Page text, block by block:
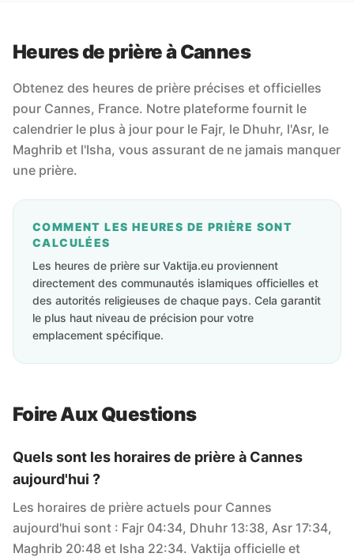
Heures de prière à Cannes
Obtenez des heures de prière précises et officielles
pour Cannes, France. Notre plateforme fournit le
calendrier le plus à jour pour le Fajr, le Dhuhr, l'Asr, le
Maghrib et l'Isha, vous assurant de ne jamais manquer
une prière.
COMMENT LES HEURES DE PRIÈRE SONT
CALCULÉES
Les heures de prière sur Vaktija.eu proviennent
directement des communautés islamiques officielles et
des autorités religieuses de chaque pays. Cela garantit
le plus haut niveau de précision pour votre
emplacement spécifique.
Foire Aux Questions
Quels sont les horaires de prière à Cannes
aujourd'hui ?
Les horaires de prière actuels pour Cannes
aujourd'hui sont : Fajr 04:34, Dhuhr 13:38, Asr 17:34,
Maghrib 20:48 et Isha 22:34. Vaktija officielle et